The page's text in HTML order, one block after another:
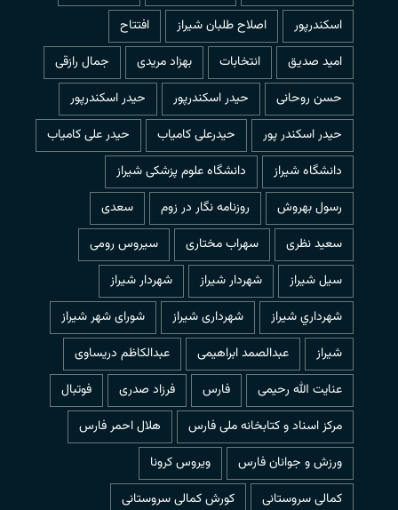
اسکندرپور
اصلاح طلبان شیراز
افتتاح
امید صدیق
انتخابات بهزاد مریدی
جمال رازقی
حسن روحانی
حيدر اسكندرپور
حیدر اسکندرپور
حیدر اسکندر پور
حیدرعلی کامیاب
حیدر علی کامیاب
دانشگاه شیراز
دانشگاه علوم پزشکی شیراز
رسول بهروش
روزنامه نگار در زوم
سعدی
سعید نظری
سهراب مختاری
سیروس رومی
سیل شیراز
شهردار شيراز
شهردار شیراز
شهرداري شيراز
شهرداری شیراز
شورای شهر شیراز
شیراز
عبدالصمد ابراهیمی
عبدالکاظم دریساوی
عنایت الله رحیمی
فارس فرزاد صدری
فوتبال
مرکز اسناد و کتابخانه ملی فارس
هلال احمر فارس
ورزش و جوانان فارس
ویروس کرونا
کمالی سروستانی
کورش کمالی سروستانی